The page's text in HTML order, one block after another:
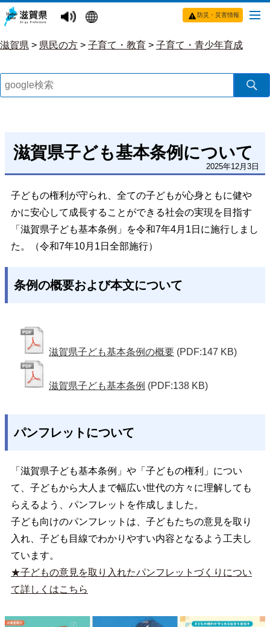
防災・災害情報
滋賀県 > 県民の方 > 子育て・教育 > 子育て・青少年育成
滋賀県子ども基本条例について
2025年12月3日
子どもの権利が守られ、全ての子どもが心身ともに健や
かに安心して成長することができる社会の実現を目指す
「滋賀県子ども基本条例」を令和7年4月1日に施行しまし
た。（令和7年10月1日全部施行）
条例の概要および本文について
滋賀県子ども基本条例の概要 (PDF:147 KB)
滋賀県子ども基本条例 (PDF:138 KB)
パンフレットについて
「滋賀県子ども基本条例」や「子どもの権利」につい
て、子どもから大人まで幅広い世代の方々に理解しても
らえるよう、パンフレットを作成しました。
子ども向けのパンフレットは、子どもたちの意見を取り
入れ、子ども目線でわかりやすい内容となるよう工夫し
ています。
★子どもの意見を取り入れたパンフレットづくりについ
て詳しくはこちら